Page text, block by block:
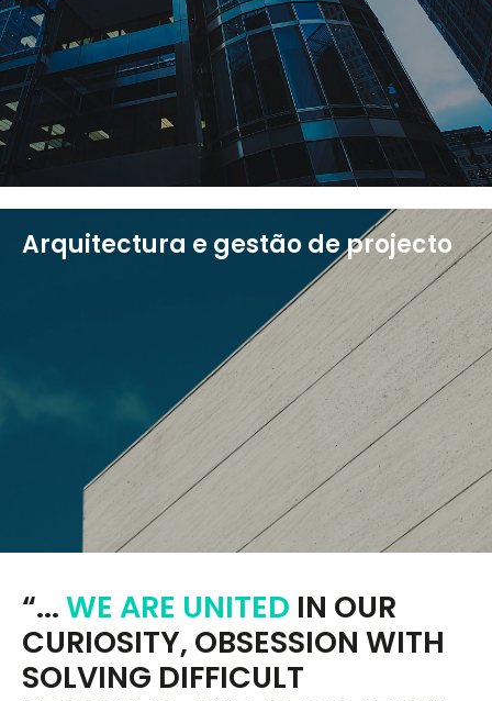
Arquitectura e gestão de projecto
“...WE ARE UNITED IN OUR
CURIOSITY, OBSESSION WITH
SOLVING DIFFICULT